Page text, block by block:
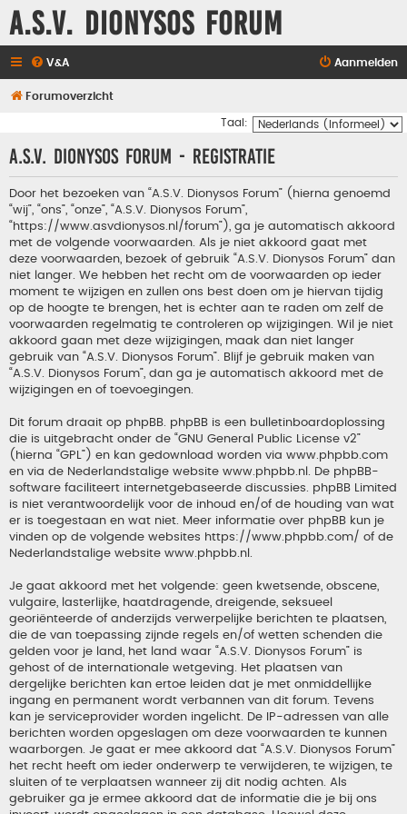
A.S.V. Dionysos Forum
V&A Aanmelden
Forumoverzicht
Taal:
A.S.V. Dionysos Forum - Registratie
Door het bezoeken van “A.S.V. Dionysos Forum” (hierna genoemd
“wij”, “ons”, “onze”, “A.S.V. Dionysos Forum”,
“https://www.asvdionysos.nl/forum”), ga je automatisch akkoord
met de volgende voorwaarden. Als je niet akkoord gaat met
deze voorwaarden, bezoek of gebruik “A.S.V. Dionysos Forum” dan
niet langer. We hebben het recht om de voorwaarden op ieder
moment te wijzigen en zullen ons best doen om je hiervan tijdig
op de hoogte te brengen, het is echter aan te raden om zelf de
voorwaarden regelmatig te controleren op wijzigingen. Wil je niet
akkoord gaan met deze wijzigingen, maak dan niet langer
gebruik van “A.S.V. Dionysos Forum”. Blijf je gebruik maken van
“A.S.V. Dionysos Forum”, dan ga je automatisch akkoord met de
wijzigingen en of toevoegingen.
Dit forum draait op phpBB. phpBB is een bulletinboardoplossing
die is uitgebracht onder de “GNU General Public License v2”
(hierna “GPL”) en kan gedownload worden via www.phpbb.com
en via de Nederlandstalige website www.phpbb.nl . De phpBB-
software faciliteert internetgebaseerde discussies. phpBB Limited
is niet verantwoordelijk voor de inhoud en/of de houding van wat
er is toegestaan en wat niet. Meer informatie over phpBB kun je
vinden op de volgende websites https://www.phpbb.com/ of de
Nederlandstalige website www.phpbb.nl
Je gaat akkoord met het volgende: geen kwetsende, obscene,
vulgaire, lasterlijke, haatdragende, dreigende, seksueel
georiënteerde of anderzijds verwerpelijke berichten te plaatsen,
die de van toepassing zijnde regels en/of wetten schenden die
gelden voor je land, het land waar “A.S.V. Dionysos Forum” is
gehost of de internationale wetgeving. Het plaatsen van
dergelijke berichten kan ertoe leiden dat je met onmiddellijke
ingang en permanent wordt verbannen van dit forum. Tevens
kan je serviceprovider worden ingelicht. De IP-adressen van alle
berichten worden opgeslagen om deze voorwaarden te kunnen
waarborgen. Je gaat er mee akkoord dat “A.S.V. Dionysos Forum”
het recht heeft om ieder onderwerp te verwijderen, te wijzigen, te
sluiten of te verplaatsen wanneer zij dit nodig achten. Als
gebruiker ga je ermee akkoord dat de informatie die je bij ons